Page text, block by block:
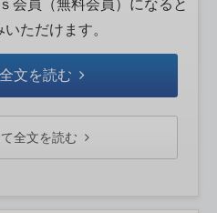
会員（無料会員）になると
ただけます。
文を読む
全文を読む